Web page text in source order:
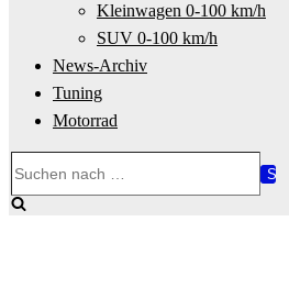
Kleinwagen 0-100 km/h
SUV 0-100 km/h
News-Archiv
Tuning
Motorrad
nach …